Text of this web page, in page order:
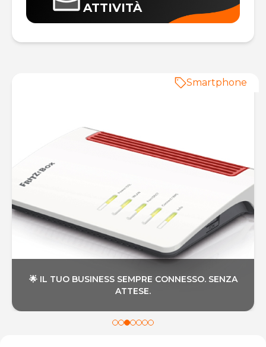
ATTIVITÀ
🌟 IL TUO BUSINESS SEMPRE CONNESSO. SENZA
ATTESE.
Smartphone